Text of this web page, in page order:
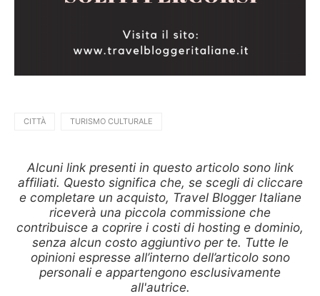
CITTÀ TURISMO CULTURALE
Alcuni link presenti in questo articolo sono link
affiliati. Questo significa che, se scegli di cliccare
e completare un acquisto, Travel Blogger Italiane
riceverà una piccola commissione che
contribuisce a coprire i costi di hosting e dominio,
senza alcun costo aggiuntivo per te. Tutte le
opinioni espresse all’interno dell’articolo sono
personali e appartengono esclusivamente
all'autrice.